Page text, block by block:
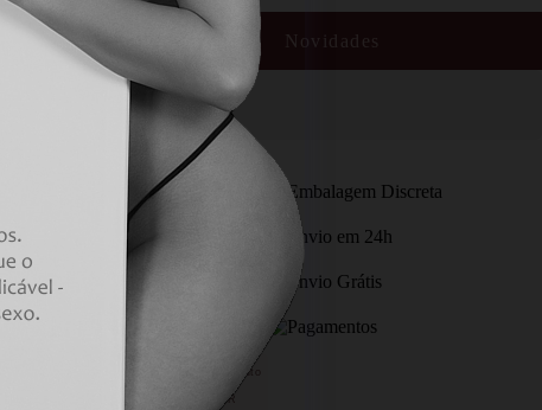
Brincadeiras Novidades
THIN
SUGERIR